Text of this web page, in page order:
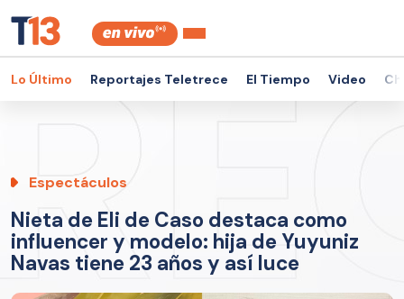
Lo Último Reportajes Teletrece El Tiempo Video
Espectáculos
Nieta de Eli de Caso destaca como
influencer y modelo: hija de Yuyuniz
Navas tiene 23 años y así luce